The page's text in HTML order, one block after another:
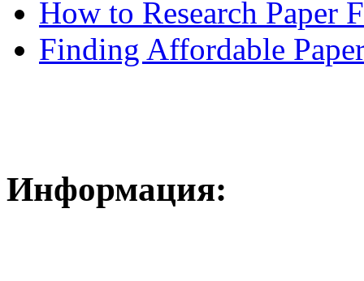
How to Research Paper
Finding Affordable
Информация: